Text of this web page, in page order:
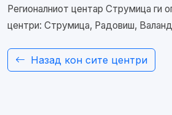
Регионалниот центар Струмица ги
центри: Струмица, Радовиш,
Назад кон сите центри